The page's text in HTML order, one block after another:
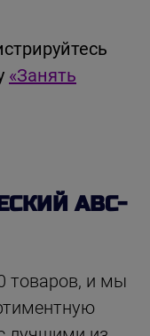
«Занять
ABC-
товаров, и мы